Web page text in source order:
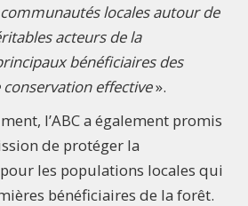
locales autour de
acteurs de la
bénéficiaires des
conservation effective».
l’ABC a également promis
de protéger la
les populations locales qui
bénéficiaires de la forêt.